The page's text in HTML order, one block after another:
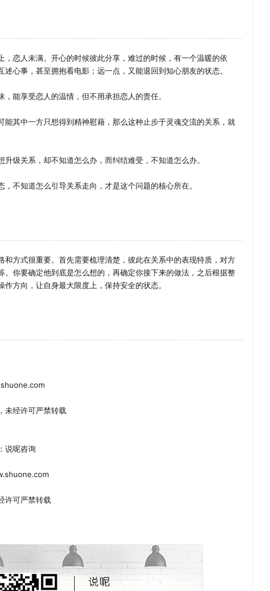
恋人未满。开心的时候彼此分享，难过的时候，有一个温暖的依
心事，甚至拥抱看电影；远一点，又能退回到知心朋友的状态。
能享受恋人的温情，但不用承担恋人的责任。
其中一方只想得到精神慰藉，那么这种止步于灵魂交流的关系，就
级关系，却不知道怎么办，而纠结难受，不知道怎么办。
不知道怎么引导关系走向，才是这个问题的核心所在。
方式很重要。首先需要梳理清楚，彼此在关系中的表现特质，对方
。你要确定他到底是怎么想的，再确定你接下来的做法，之后根据整
方向，让自身最大限度上，保持安全的状态。
经许可严禁转载
呢咨询
可严禁转载